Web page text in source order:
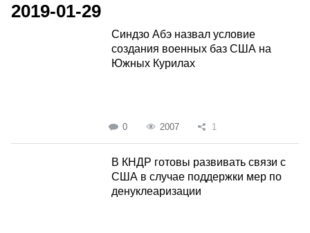
2019-01-29
Синдзо Абэ назвал условие
создания военных баз США на
Южных Курилах
0 2007 1
В КНДР готовы развивать связи с
США в случае поддержки мер по
денуклеаризации